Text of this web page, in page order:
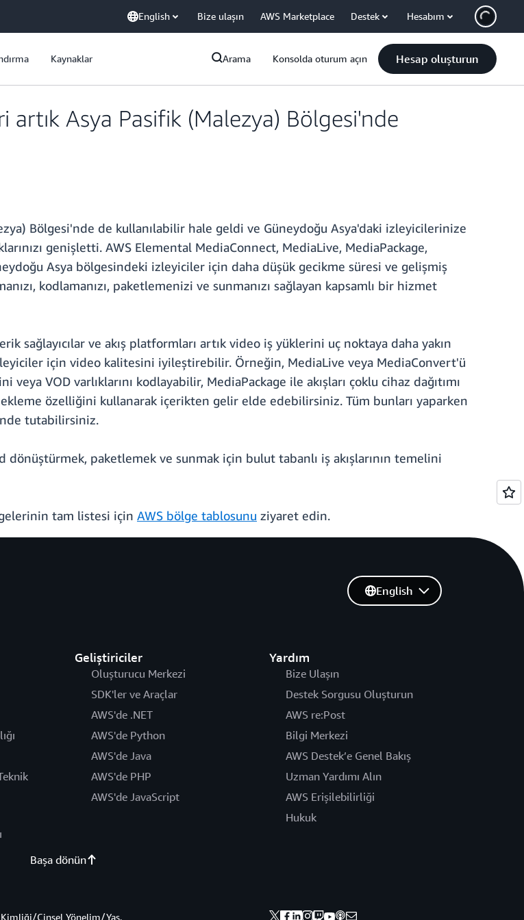
English Bize ulaşın AWS Marketplace Destek Hesabım
Kaynaklar Arama Konsolda oturum açın Hesap oluşturun
Asya Pasifik (Malezya) Bölgesi'nde
Bölgesi'nde de kullanılabilir hale geldi ve Güneydoğu Asya'daki izleyicilerinize
genişletti. AWS Elemental MediaConnect, MediaLive, MediaPackage,
Asya bölgesindeki izleyiciler için daha düşük gecikme süresi ve gelişmiş
kodlamanızı, paketlemenizi ve sunmanızı sağlayan kapsamlı bir hizmet
sağlayıcılar ve akış platformları artık video iş yüklerini uç noktaya daha yakın
için video kalitesini iyileştirebilir. Örneğin, MediaLive veya MediaConvert'ü
VOD varlıklarını kodlayabilir, MediaPackage ile akışları çoklu cihaz dağıtımı
özelliğini kullanarak içerikten gelir elde edebilirsiniz. Tüm bunları yaparken
tutabilirsiniz.
paketlemek ve sunmak için bulut tabanlı iş akışlarının temelini
tam listesi için AWS bölge tablosunu ziyaret edin.
Geliştiriciler
Oluşturucu Merkezi
SDK'ler ve Araçlar
AWS'de .NET
AWS'de Python
AWS'de Java
AWS'de PHP
AWS'de JavaScript
Yardım
Bize Ulaşın
Destek Sorgusu Oluşturun
AWS re:Post
Bilgi Merkezi
AWS Destek’e Genel Bakış
Uzman Yardımı Alın
AWS Erişilebilirliği
Hukuk
English
Başa dönün
Cinsel Yönelim/Yaş.